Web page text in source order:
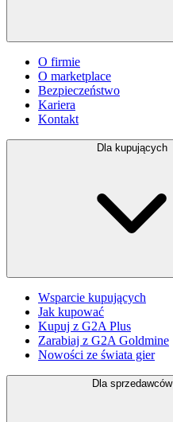
O firmie
O marketplace
Bezpieczeństwo
Kariera
Kontakt
Dla kupujących
Wsparcie kupujących
Jak kupować
Kupuj z G2A Plus
Zarabiaj z G2A Goldmine
Nowości ze świata gier
Dla sprzedawców